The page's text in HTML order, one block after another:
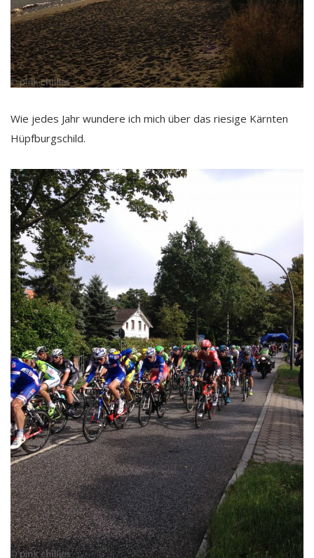
Wie jedes Jahr wundere ich mich über das riesige Kärnten
Hüpfburgschild.